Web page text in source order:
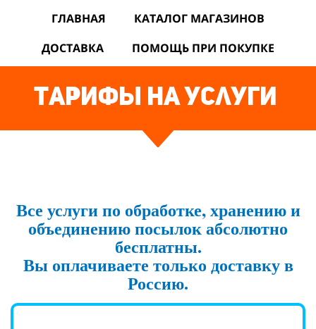
ГЛАВНАЯ
КАТАЛОГ МАГАЗИНОВ
ДОСТАВКА
ПОМОЩЬ ПРИ ПОКУПКЕ
тарифы на услуги
Все услуги по обработке, хранению и
объединению посылок абсолютно
бесплатны.
Вы оплачиваете только доставку в
Россию.